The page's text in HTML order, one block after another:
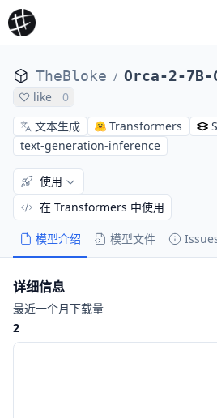
TheBloke / Orca-2-7B-
like
0
文本生成
Transformers
text-generation-inference
模型介绍 模型文件
使用
在 Transformers 中使用
详细信息
最近一个月下载量
2